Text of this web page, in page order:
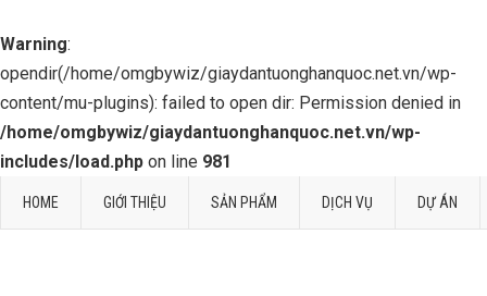
Warning:
opendir(/home/omgbywiz/giaydantuonghanquoc.net.vn/wp-
content/mu-plugins): failed to open dir: Permission denied in
/home/omgbywiz/giaydantuonghanquoc.net.vn/wp-
includes/load.php on line 981
HOME GIỚI THIỆU SẢN PHẨM DỊCH VỤ DỰ ÁN